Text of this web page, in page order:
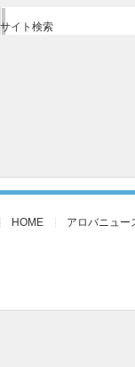
サイト検索
HOME アロバニュー